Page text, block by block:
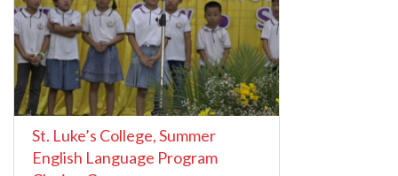
St. Luke’s College, Summer
English Language Program